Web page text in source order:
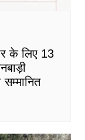
के लिए 13
सम्मानित